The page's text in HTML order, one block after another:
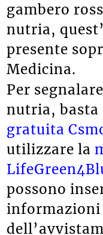
gambero
nutria,
presente
Medicina.
Per
nutria, basta
gratuita
utilizzare la
possono
informazioni